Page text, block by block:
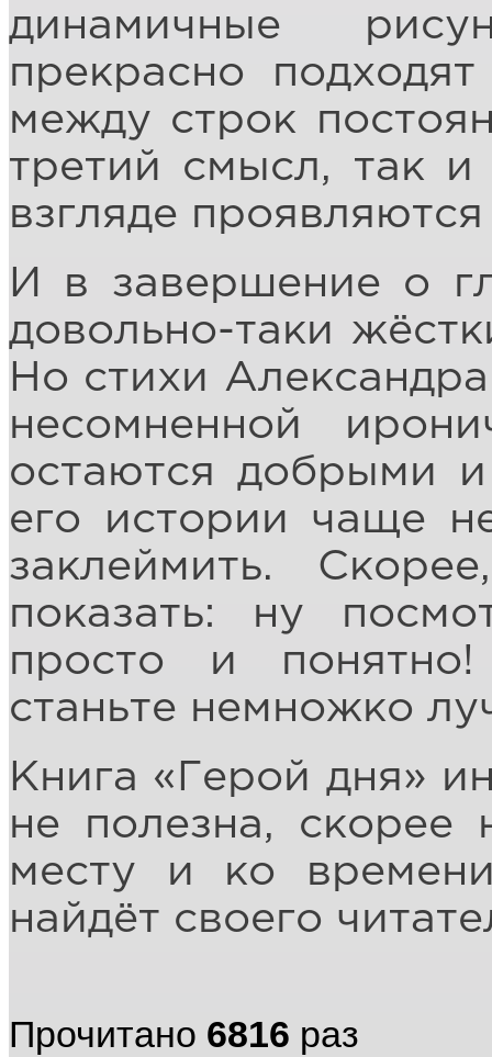
динамичные
прекрасно
между строк
третий смысл, так
взгляде
И в завершение о
довольно-таки
Но стихи
несомненной
остаются добрыми
его истории чаще
заклеймить.
показать: ну
просто и
станьте немножко
Книга «Герой дня»
не полезна, скорее
месту и ко
найдёт своего
Прочитано 6816 раз